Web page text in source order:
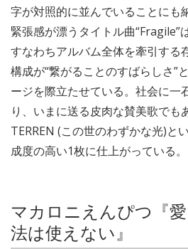
字が対照的に並んでいることにも
緊張感が漂うタイトル曲“Fragile”
すなわちアルバム全体を牽引する
構成が“繋がることのすばらしさ”
ージを際立たせている。社会に一
り、いまに送る皮肉な賛美歌でも
TERREN (この世のわずかな光)と
成度の高い1枚に仕上がっている。
マカロニえんぴつ『
法は使えない』